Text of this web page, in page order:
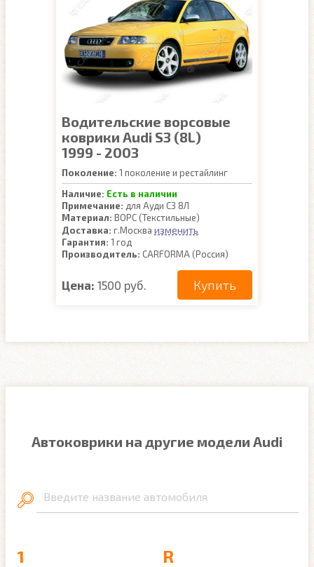
Водительские ворсовые
коврики Audi S3 (8L)
1999 - 2003
Поколение: 1 поколение и рестайлинг
Наличие: Есть в наличии
Примечание: для Ауди С3 8Л
Материал: ВОРС (Текстильные)
Доставка: г.Москва изменить
Гарантия: 1 год
Производитель: CARFORMA (Россия)
Цена: 1500 руб. Купить
Автоковрики на другие модели Audi
Введите название автомобиля
1 R